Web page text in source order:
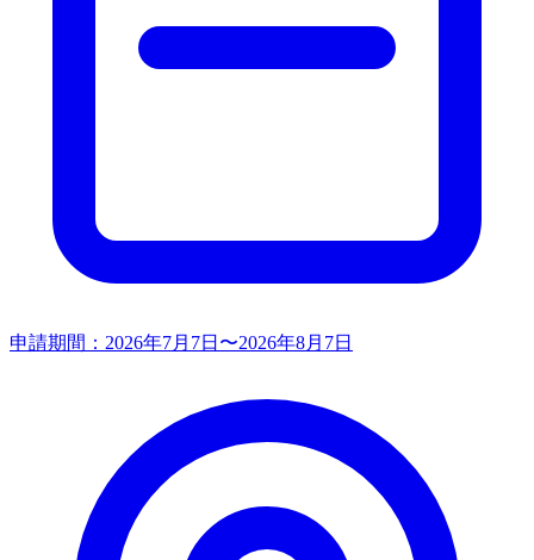
申請期間： 2026年7月7日〜2026年8月7日